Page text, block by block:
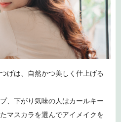
げは、自然かつ美しく仕上げる
、下がり気味の人はカールキー
マスカラを選んでアイメイクを